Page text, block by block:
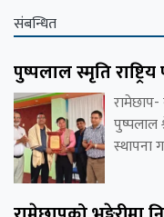
संबन्धित
पुष्पलाल स्मृति
पुष्पलाल
स्थापना